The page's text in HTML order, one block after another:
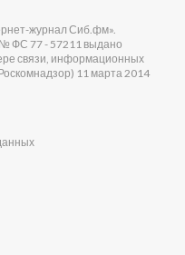
журнал Сиб.фм».
ФС 77 - 57211 выдано
связи, информационных
11 марта 2014